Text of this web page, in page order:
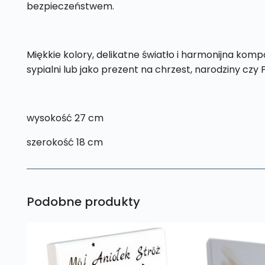
bezpieczeństwem.
Miękkie kolory, delikatne światło i harmonijna
sypialni lub jako prezent na chrzest, narodziny czy
wysokość 27 cm
szerokość 18 cm
Podobne produkty